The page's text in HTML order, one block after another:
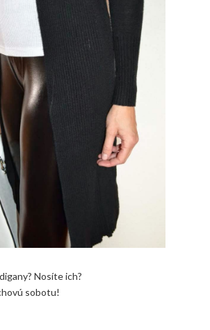
Nosíte ich?
sobotu!